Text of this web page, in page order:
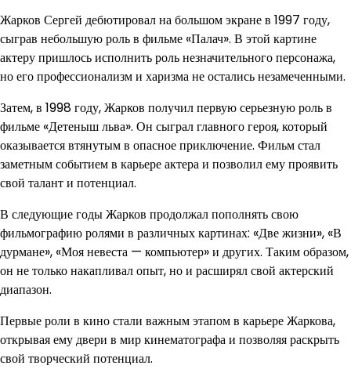
Жарков Сергей дебютировал на большом экране в 1997 году,
сыграв небольшую роль в фильме «Палач». В этой картине
актеру пришлось исполнить роль незначительного персонажа,
но его профессионализм и харизма не остались незамеченными.
Затем, в 1998 году, Жарков получил первую серьезную роль в
фильме «Детеныш льва». Он сыграл главного героя, который
оказывается втянутым в опасное приключение. Фильм стал
заметным событием в карьере актера и позволил ему проявить
свой талант и потенциал.
В следующие годы Жарков продолжал пополнять свою
фильмографию ролями в различных картинах: «Две жизни», «В
дурмане», «Моя невеста — компьютер» и других. Таким образом,
он не только накапливал опыт, но и расширял свой актерский
диапазон.
Первые роли в кино стали важным этапом в карьере Жаркова,
открывая ему двери в мир кинематографа и позволяя раскрыть
свой творческий потенциал.